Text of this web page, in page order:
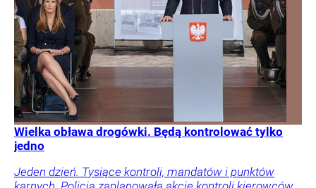
Wielka obława drogówki. Będą kontrolować tylko
jedno
Jeden dzień. Tysiące kontroli, mandatów i punktów